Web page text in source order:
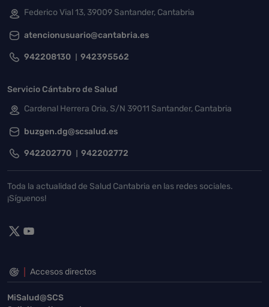
Federico Vial 13, 39009 Santander, Cantabria
atencionusuario@cantabria.es
942208130 942395562
Servicio Cántabro de Salud
Cardenal Herrera Oria, S/N 39011 Santander, Cantabria
buzgen.dg@scsalud.es
942202770 942202772
Toda la actualidad de Salud Cantabria en las redes sociales.
¡Síguenos!
Accesos directos
MiSalud@SCS